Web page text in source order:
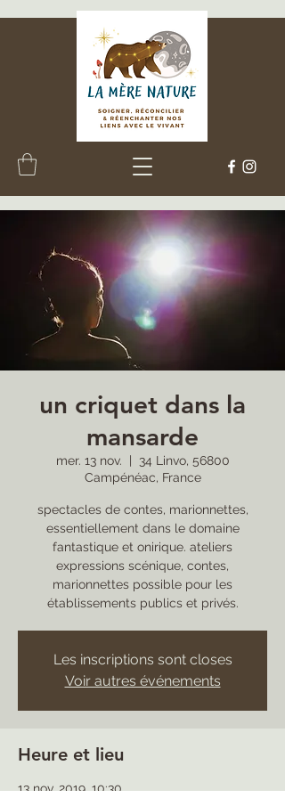
un criquet dans la
mansarde
mer. 13 nov.
34 Linvo, 56800
Campénéac, France
spectacles de contes, marionnettes,
essentiellement dans le domaine
fantastique et onirique. ateliers
expressions scénique, contes,
marionnettes possible pour les
établissements publics et privés.
Les inscriptions sont closes
Voir autres événements
Heure et lieu
13 nov. 2019, 10:30